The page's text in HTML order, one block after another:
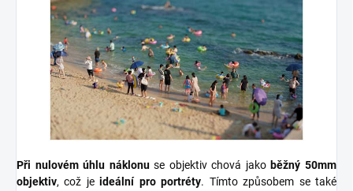
Při nulovém úhlu náklonuse objektiv chová jako běžný 50mm
objektiv, což jeideální pro portréty. Tímto způsobem se také